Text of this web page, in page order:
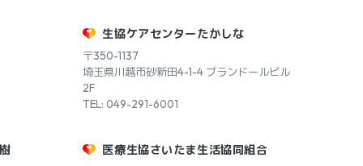
生協ケアセンターたかしな
〒350-1137
埼玉県川越市砂新田4-1-4 ブランドールビル
2F
TEL: 049-291-6001
医療生協さいたま生活協同組合